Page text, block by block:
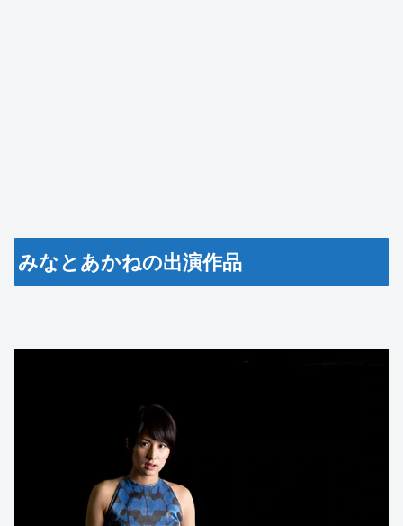
みなとあかねの出演作品